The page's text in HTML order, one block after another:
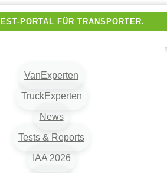
PORTAL FÜR TRANSPORTER.
VanExperten
TruckExperten
News
Tests & Reports
IAA 2026